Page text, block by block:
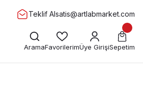
Teklif Alsatis@artlabmarket.com
AramaFavorilerimÜye GirişiSepetim